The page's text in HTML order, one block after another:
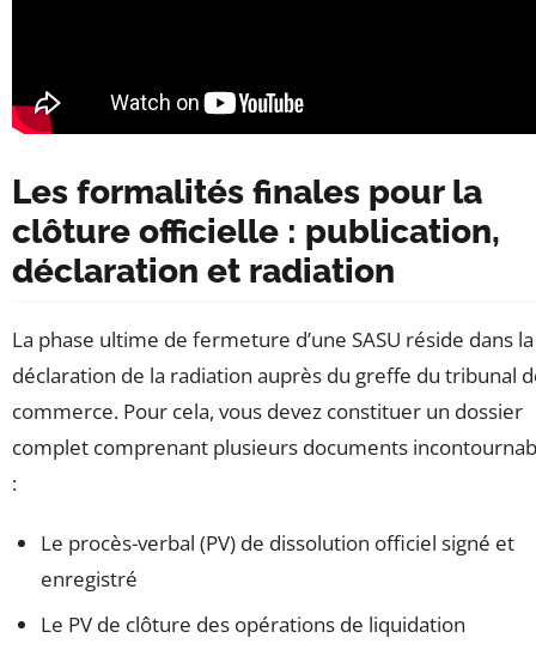
Les formalités finales pour la
clôture officielle : publication,
déclaration et radiation
La phase ultime de fermeture d’une SASU réside dans la
déclaration de la radiation auprès du greffe du tribunal
commerce. Pour cela, vous devez constituer un dossier
complet comprenant plusieurs documents
:
Le procès-verbal (PV) de dissolution officiel signé et
enregistré
Le PV de clôture des opérations de liquidation